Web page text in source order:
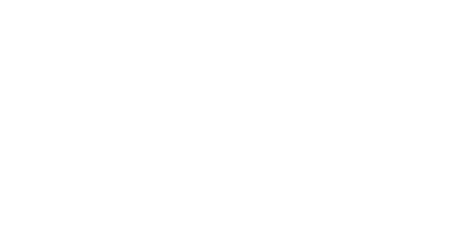
reproduction sont essentiels. Ces choix affectent à la fois la sécurité et la facilité d'utilisation de votre serrure.La sécurité de vos
fiable et sont faciles à utiliser.
facilement configurés avec une clé spécifique, garantissant ainsi la sécurité de votre propriété.
leur fiabilité et leur durabilité. Ils offrent une sécurité dentée et sont compatibles avec un large éventail de serrures.
portes avec une seule clé, facilitant ainsi l'accès à votre domicile ou à votre entreprise.
de sécurité, de qualité et de prix. Ne négligez pas la sécurité de vos biens et choisissez les meilleurs cylindres pour votre serrure.
accrue. Leur conception ergonomique et leur système de verrouillage fiable garantissent la protection de vos entrées.
et chaque extrémité du cylindre, obtenir des mesures comme 30x40mm ou 35x45mm vous aidera à trouver le modèle le